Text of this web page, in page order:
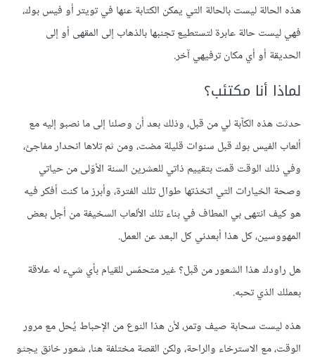
هذه الحالة ليست بالحالة التي يمكن الكتابة عنها في تويتر أو فيس بوك،
فهي ليست حالة عابرة لتستطيع تجنبها بالذهاب إلى المقهى أو إلى
الحديقة أو أي مكان ترفيهي آخر.
لماذا أنا مكتئب؟
حدثت هذه الكآبة لي من قبل، وذلك بعد أن وصلنا إلى ما نصبو إليه مع
ألعاب الفيس بوك قبل سنوات قليلة مضت، ومن ثم تلاها انحدار مفاجئ،
وفي ذلك الوقت قمت بتقييم ذاتي للعشرين السنة الأوّلى من حياتي
وصحة الخيارات التي اتخذتها طوال تلك الفترة، وأبرز ما كنت أفكر فيه
هو كيف انتهى بي المطاف في بناء تلك الألعاب السخيفة من أجل بعض
المهووسين، كل هذا أبعدني كل البعد عن العمل.
هل راودك هذا الشعور من قبل؟ غير متحمّس للقيام بأي شيء له علاقة
بعملك الذي تحبه.
هذه ليست سحابة صيف وتمر، لأن هذا النوع من الإحباط يُحل مع مرور
الوقت، مع الاسترخاء والراحة، ولكن القصة مختلفة هنا، شعور خانق يجثو